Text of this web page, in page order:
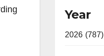
Year
2026 (787)